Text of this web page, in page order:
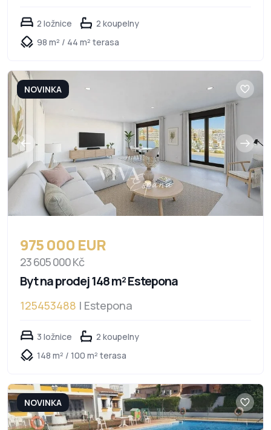
2 ložnice
2 koupelny
98 m² / 44 m² terasa
NOVINKA
975 000 EUR
23 605 000 Kč
Byt na prodej 148 m² Estepona
125453488 | Estepona
3 ložnice
2 koupelny
148 m² / 100 m² terasa
NOVINKA